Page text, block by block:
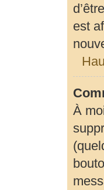
est
À